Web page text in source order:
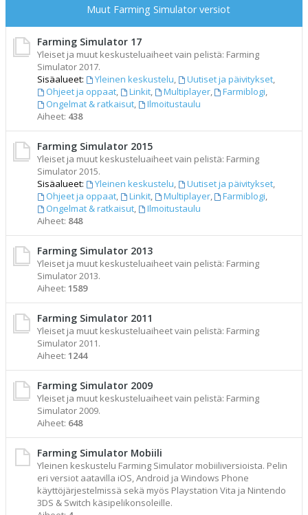
Muut Farming Simulator versiot
Farming Simulator 17
Yleiset ja muut keskusteluaiheet vain pelistä: Farming
Simulator 2017.
Sisäalueet:
Yleinen keskustelu, Uutiset ja päivitykset,
Ohjeet ja oppaat, Linkit, Multiplayer, Farmiblogi,
Ongelmat & ratkaisut,
Ilmoitustaulu
Aiheet: 438
Farming Simulator 2015
Yleiset ja muut keskusteluaiheet vain pelistä: Farming
Simulator 2015.
Sisäalueet:
Yleinen keskustelu, Uutiset ja päivitykset,
Ohjeet ja oppaat, Linkit, Multiplayer, Farmiblogi,
Ongelmat & ratkaisut,
Ilmoitustaulu
Aiheet: 848
Farming Simulator 2013
Yleiset ja muut keskusteluaiheet vain pelistä: Farming
Simulator 2013.
Aiheet: 1589
Farming Simulator 2011
Yleiset ja muut keskusteluaiheet vain pelistä: Farming
Simulator 2011.
Aiheet: 1244
Farming Simulator 2009
Yleiset ja muut keskusteluaiheet vain pelistä: Farming
Simulator 2009.
Aiheet: 648
Farming Simulator Mobiili
Yleinen keskustelu Farming Simulator mobiiliversioista. Pelin
eri versiot aatavilla iOS, Android ja Windows Phone
käyttöjärjestelmissä sekä myös Playstation Vita ja Nintendo
3DS & Switch käsipelikonsoleille.